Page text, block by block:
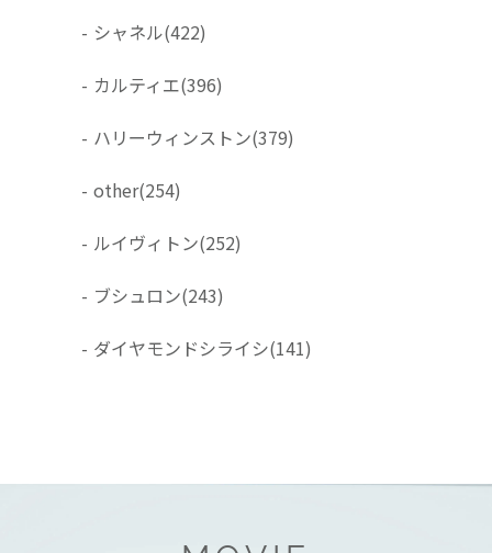
- シャネル(422)
- カルティエ(396)
- ハリーウィンストン(379)
- other(254)
- ルイヴィトン(252)
- ブシュロン(243)
- ダイヤモンドシライシ(141)